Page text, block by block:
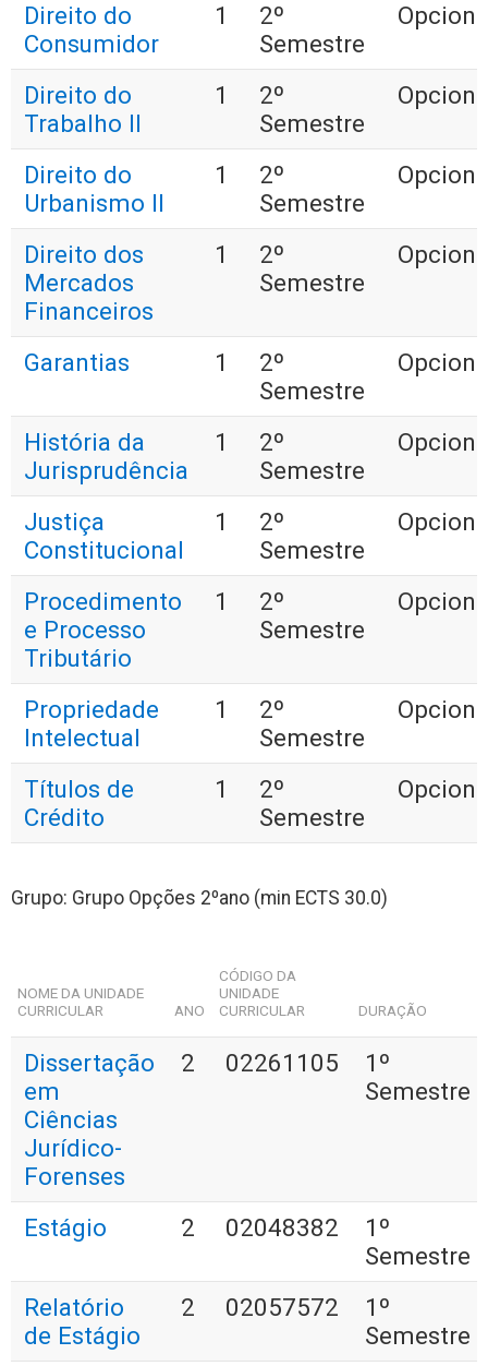
Direito do
Consumidor
1
2º
Semestre
Direito do
Trabalho II
1
2º
Semestre
Direito do
Urbanismo II
1
2º
Semestre
Direito dos
Mercados
Financeiros
1
2º
Semestre
Garantias 1
2º
Semestre
História da
Jurisprudência
1
2º
Semestre
Justiça
Constitucional
1
2º
Semestre
Procedimento
e Processo
Tributário
1
2º
Semestre
Propriedade
Intelectual
1
2º
Semestre
Títulos de
Crédito
1
2º
Semestre
Grupo: Grupo Opções 2ºano (min ECTS 30.0)
NOME DA UNIDADE
CURRICULAR
ANO
CÓDIGO DA
UNIDADE
CURRICULAR
DURAÇÃO
Dissertação
em
Ciências
Jurídico-
Forenses
2 02261105
1º
Semestre
Estágio 2 02048382
1º
Semestre
Relatório
de Estágio
2 02057572
1º
Semestre